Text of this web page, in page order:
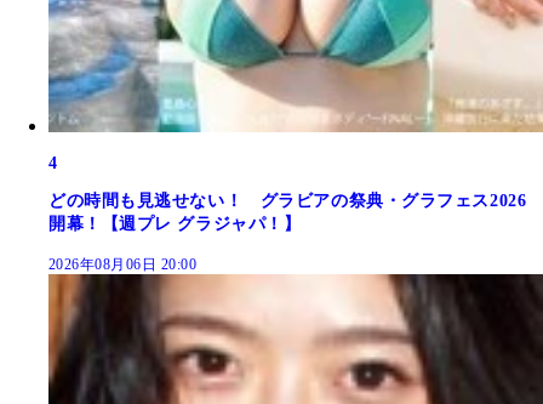
4
どの時間も見逃せない！ グラビアの祭典・グラフェス2026
開幕！【週プレ グラジャパ！】
2026年08月06日 20:00